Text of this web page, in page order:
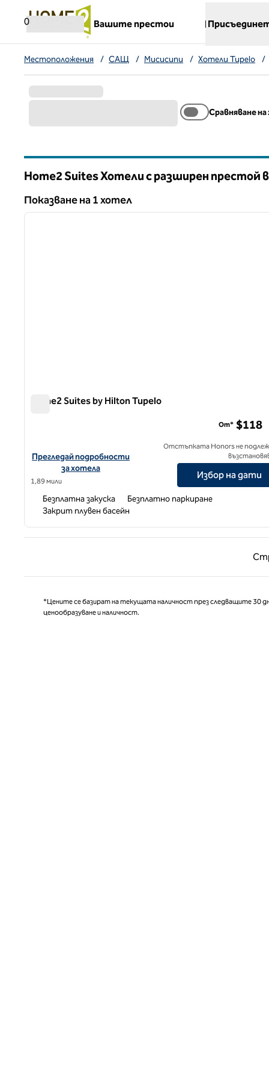
Прескачане към съдържанието
0
Вашите престои
,
Местоположения / САЩ / Мисисипи / Хотели Tupelo /
Сравняване
Home2 Suites Хотели с разширен престой
Показване на 1 хотел
Показване на 1 хотел
1 от 12
Home2 Suites by Hilton Tupelo
Вижте подробности за хотела за Home2 Suites by Hilton
Прегледай подробности
за хотела
1,89 мили
От* $118
Отстъпката Honors не
Избор на дати
Безплатна закуска
Безплатно паркиране
Закрит плувен басейн
*Цените се базират на текущата наличност през следващите 30
ценообразуване и наличност.